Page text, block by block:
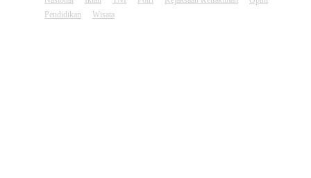
Pendidikan
Wisata